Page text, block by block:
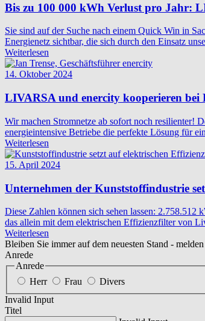
Bis zu 100 000 kWh Verlust pro Jahr:
Sie sind auf der Suche nach einem Quick Win in
Energienetz sichtbar, die sich durch den Einsatz
Weiterlesen
14. Oktober 2024
LIVARSA und enercity kooperieren bei
Wir machen Stromnetze ab sofort noch resilienter!
energieintensive Betriebe die perfekte Lösung für
Weiterlesen
15. April 2024
Unternehmen der Kunststoffindustrie
Diese Zahlen können sich sehen lassen: 2.758.512
das allein mit dem elektrischen Effizienzfilter von
Weiterlesen
Bleiben Sie immer auf dem neuesten Stand -
Anrede
Anrede
Herr
Frau
Divers
Invalid Input
Titel